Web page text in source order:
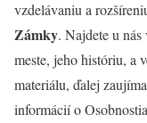
vzdelávaniu a
Zámky. Najdete u
meste, jeho históriu, a
materiálu, ďalej
informácií o